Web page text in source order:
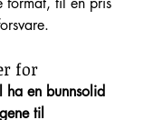
for
ha en bunnsolid
til